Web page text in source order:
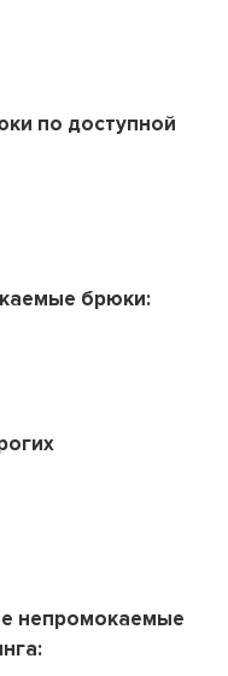
по доступной
брюки:
непромокаемые